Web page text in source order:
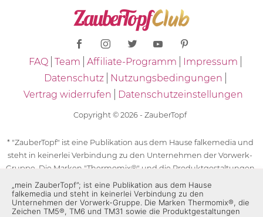
FAQ Team Affiliate-Programm
Impressum
Datenschutz
Nutzungsbedingungen
Vertrag widerrufen
Datenschutzeinstellungen
Copyright © 2026 - ZauberTopf
* "ZauberTopf" ist eine Publikation aus dem Hause falkemedia und
steht in keinerlei Verbindung zu den Unternehmen der Vorwerk-
Gruppe. Die Marken "Thermomix®" und die Produktgestaltungen
des "Thermomix®" sind eingetragene Marken der Unternehmen
der Vorwerk-Gruppe. Die Marken Thermomix®, die Zeichen TM5®,
TM6 und TM31 sowie die Produktgestaltungen des Thermomix®
„mein ZauberTopf”; ist eine Publikation aus dem Hause
falkemedia und steht in keinerlei Verbindung zu den
Unternehmen der Vorwerk-Gruppe. Die Marken Thermomix®, die
Zeichen TM5®, TM6 und TM31 sowie die Produktgestaltungen